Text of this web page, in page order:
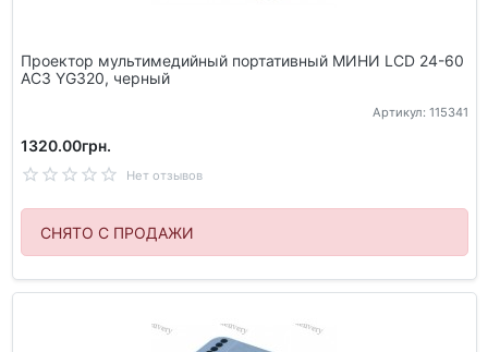
Проектор мультимедийный портативный МИНИ LCD 24-60
AC3 YG320, черный
Артикул: 115341
1320.00грн.
Нет отзывов
СНЯТО С ПРОДАЖИ